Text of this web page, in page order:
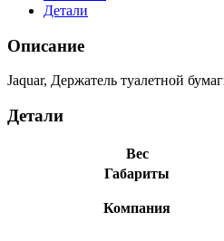
Детали
Описание
Jaquar, Держатель туалетной
Детали
Вес
Габариты
Компания